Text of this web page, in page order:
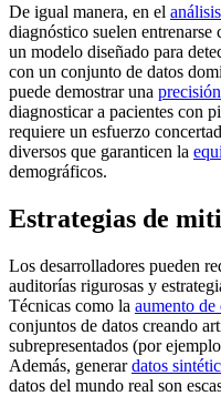
De igual manera, en el
diagnóstico suelen entrenarse
un modelo diseñado para
con un conjunto de datos
puede demostrar una precisión
diagnosticar a pacientes con
requiere un esfuerzo
diversos que garanticen la
demográficos.
Estrategias de
Los desarrolladores pueden
auditorías rigurosas y
Técnicas como la aumento de
conjuntos de datos creando
subrepresentados (por
Además, generardatos
datos del mundo real son